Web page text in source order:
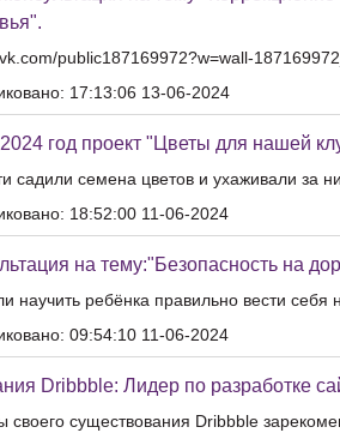
public187169972?w=wall-
17:13:06 13-06-2024
год проект "Цветы для нашей
садили семена цветов и ухаживали за
18:52:00 11-06-2024
на тему:"Безопасность на
научить ребёнка правильно вести себя
09:54:10 11-06-2024
Dribbble: Лидер по разработке
своего существования Dribbble